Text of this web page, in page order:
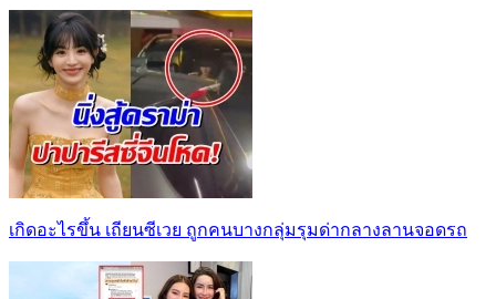
เกิดอะไรขึ้น เถียนซีเวย ถูกคนบางกลุ่มรุมด่ากลางลานจอดรถ